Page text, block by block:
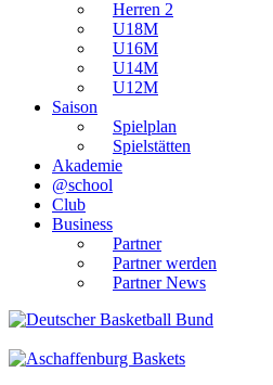
Herren 2
U18M
U16M
U14M
U12M
Saison
Spielplan
Spielstätten
Akademie
@school
Club
Business
Partner
Partner werden
Partner News